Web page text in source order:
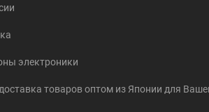
электроники
товаров оптом из Японии для